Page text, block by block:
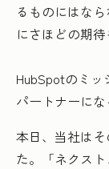
るものにはな
にさほどの期
HubSpotのミ
パートナーにな
本日、当社は
た。「ネクス